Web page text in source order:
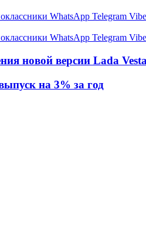
WhatsApp Telegram
WhatsApp Telegram
новой версии Lada
на 3% за год